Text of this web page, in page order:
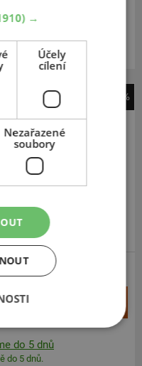
do 2 dnů
ks.
-49%
SUV
98H
do 5 dnů
do 5 dnů.
→
Účely
cílení
Nezařazené
soubory